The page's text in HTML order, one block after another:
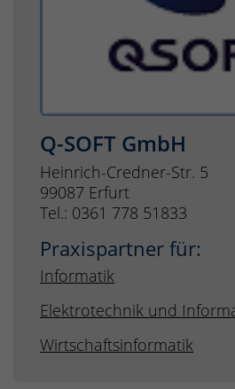
Q-SOFT GmbH
Heinrich-Credner-Str. 5
99087 Erfurt
Tel.: 0361 778 51833
Praxispartner für:
Informatik
Elektrotechnik und
Wirtschaftsinformatik